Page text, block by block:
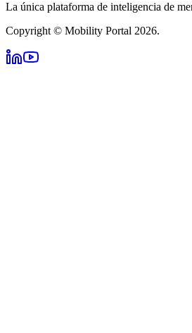
La única plataforma de inteligencia de
Copyright © Mobility Portal 2026.